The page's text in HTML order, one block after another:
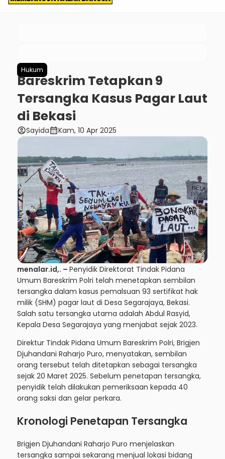
Hukum
Bareskrim Tetapkan 9
Tersangka Kasus Pagar Laut
di Bekasi
account_circleSayidacalendar_monthKam, 10 Apr 2025
menalar.id,. – Penyidik Direktorat Tindak Pidana
Umum Bareskrim Polri telah menetapkan sembilan
tersangka dalam kasus pemalsuan 93 sertifikat hak
milik (SHM) pagar laut di Desa Segarajaya, Bekasi.
Salah satu tersangka utama adalah Abdul Rasyid,
Kepala Desa Segarajaya yang menjabat sejak 2023.
Direktur Tindak Pidana Umum Bareskrim Polri, Brigjen
Djuhandani Raharjo Puro, menyatakan, sembilan
orang tersebut telah ditetapkan sebagai tersangka
sejak 20 Maret 2025. Sebelum penetapan tersangka,
penyidik telah dilakukan pemeriksaan kepada 40
orang saksi dan gelar perkara.
Kronologi Penetapan Tersangka
Brigjen Djuhandani Raharjo Puro menjelaskan
tersangka sampai sekarang menjual lokasi bidang